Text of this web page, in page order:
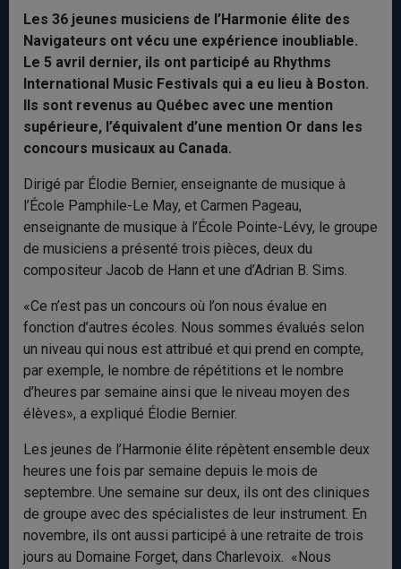
Les 36 jeunes musiciens de l’Harmonie élite des
Navigateurs ont vécu une expérience inoubliable.
Le 5 avril dernier, ils ont participé au Rhythms
International Music Festivals qui a eu lieu à Boston.
Ils sont revenus au Québec avec une mention
supérieure, l’équivalent d’une mention Or dans les
concours musicaux au Canada.
Dirigé par Élodie Bernier, enseignante de musique à
l’École Pamphile-Le May, et Carmen Pageau,
enseignante de musique à l’École Pointe-Lévy, le groupe
de musiciens a présenté trois pièces, deux du
compositeur Jacob de Hann et une d’Adrian B. Sims.
«Ce n’est pas un concours où l’on nous évalue en
fonction d’autres écoles. Nous sommes évalués selon
un niveau qui nous est attribué et qui prend en compte,
par exemple, le nombre de répétitions et le nombre
d’heures par semaine ainsi que le niveau moyen des
élèves», a expliqué Élodie Bernier.
Les jeunes de l’Harmonie élite répètent ensemble deux
heures une fois par semaine depuis le mois de
septembre. Une semaine sur deux, ils ont des cliniques
de groupe avec des spécialistes de leur instrument. En
novembre, ils ont aussi participé à une retraite de trois
jours au Domaine Forget, dans Charlevoix. «Nous